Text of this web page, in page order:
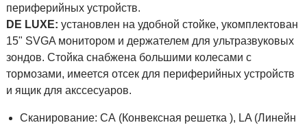
периферийных устройств.
DE LUXE: установлен на удобной стойке, укомплектован
15" SVGA монитором и держателем для ультразвуковых
зондов. Стойка снабжена большими колесами с
тормозами, имеется отсек для периферийных устройств
и ящик для акссесуаров.
Сканирование: СА (Конвексная решетка ), LA (Линейн